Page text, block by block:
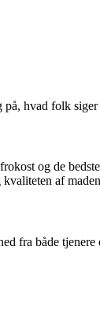
hvad folk
og de
af
fra både